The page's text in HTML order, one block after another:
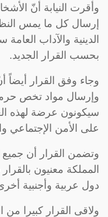
وأقرت النيابة أنّ
إرسال كل ما يمس
الدينية والآداب
بحسب القرار الجديد.
وجاء وفق القرار أيضاً
وإرسال مواد تخص
سيكونون عرضة لهذه
على الأمن الإجتماعي
وتضمن القرار أن
المملكة معنيون
دول عربية وأجنبية
ولاقى القرار كبيرا من